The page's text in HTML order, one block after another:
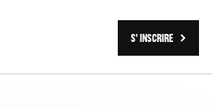
S' INSCRIRE